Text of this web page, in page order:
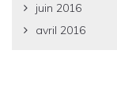
juin 2016
avril 2016